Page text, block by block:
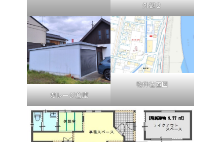
外観２
ガレージ倉庫
物件位置図